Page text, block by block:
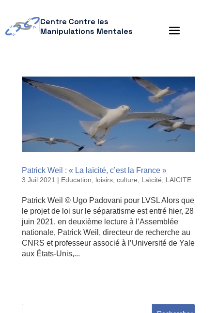
Centre Contre les
Manipulations Mentales
Patrick Weil : « La laïcité, c’est la France »
3 Juil 2021 | Education, loisirs, culture Laïcité LAICITE
Patrick Weil © Ugo Padovani pour LVSL Alors que
le projet de loi sur le séparatisme est entré hier, 28
juin 2021, en deuxième lecture à l’Assemblée
nationale, Patrick Weil, directeur de recherche au
CNRS et professeur associé à l’Université de Yale
aux États-Unis,...